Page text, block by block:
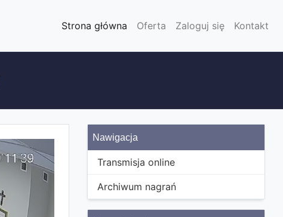
Strona główna Oferta Zaloguj się Kontakt
Nawigacja
Transmisja online
Archiwum nagrań